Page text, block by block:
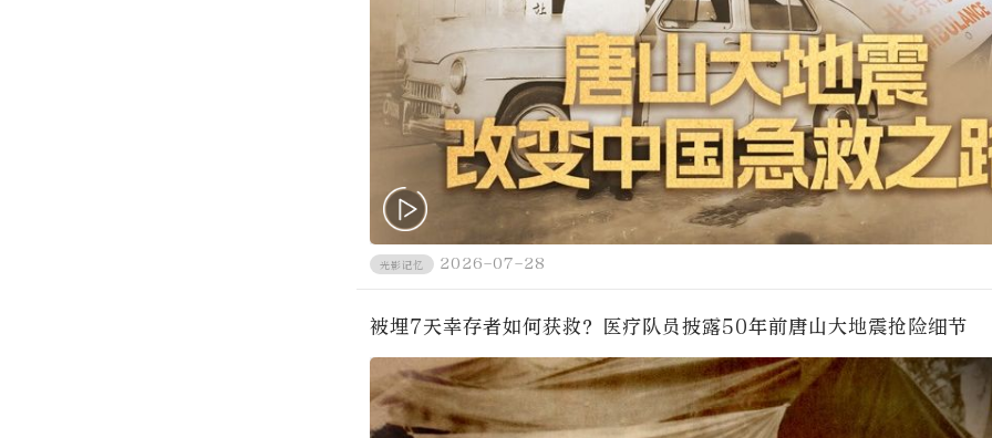
光影记忆 2026-07-28
被埋7天幸存者如何获救？医疗队员披露50年前唐山大地震抢险细节